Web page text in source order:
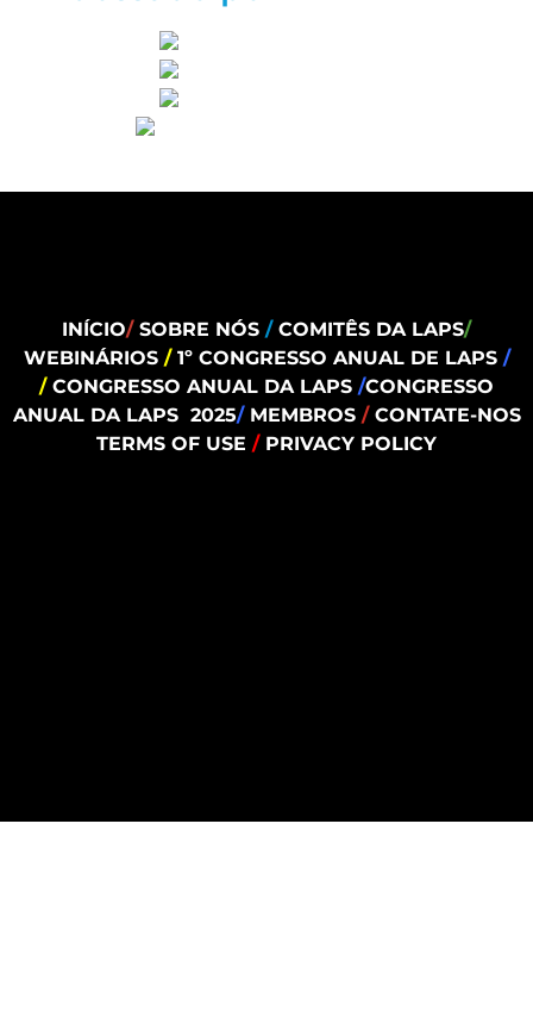
INÍCIO/ SOBRE NÓS / COMITÊS DA LAPS/
WEBINÁRIOS / 1º CONGRESSO ANUAL DE LAPS /
/ CONGRESSO ANUAL DA LAPS /CONGRESSO
ANUAL DA LAPS 2025/ MEMBROS /CONTATE-NOS
TERMS OF USE /PRIVACY POLICY